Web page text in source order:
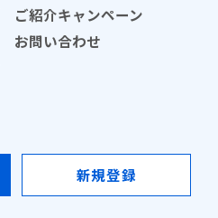
ご紹介キャンペーン
お問い合わせ
新規登録